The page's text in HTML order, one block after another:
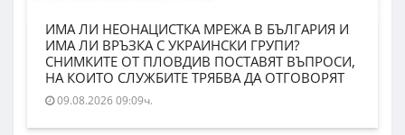
ИМА ЛИ НЕОНАЦИСТКА МРЕЖА В БЪЛГАРИЯ И
ИМА ЛИ ВРЪЗКА С УКРАИНСКИ ГРУПИ?
СНИМКИТЕ ОТ ПЛОВДИВ ПОСТАВЯТ ВЪПРОСИ,
НА КОИТО СЛУЖБИТЕ ТРЯБВА ДА ОТГОВОРЯТ
09.08.2026 09:09ч.